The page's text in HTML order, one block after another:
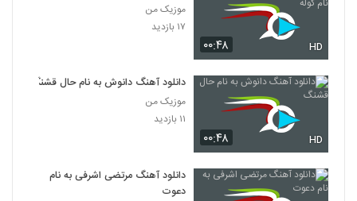
۰۰:۴۸ HD
موزیک من
۱۷ بازدید
۰۰:۴۸ HD
دانلود آهنگ دانوش به نام حال قشنگ
موزیک من
۱۱ بازدید
دانلود آهنگ مرتضی اشرفی به نام
دعوت